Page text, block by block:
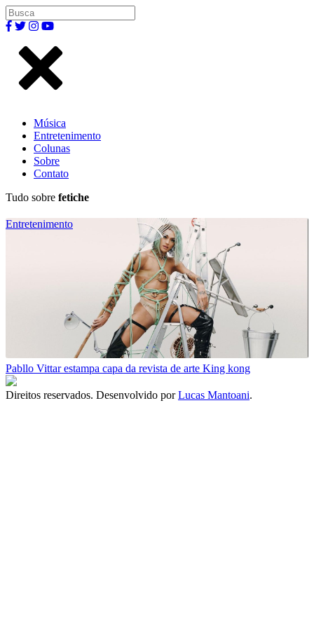
Música
Entretenimento
Colunas
Sobre
Contato
Tudo sobre fetiche
Entretenimento
Pabllo Vittar estampa capa da revista de arte King kong
Direitos reservados. Desenvolvido porLucas Mantoani.